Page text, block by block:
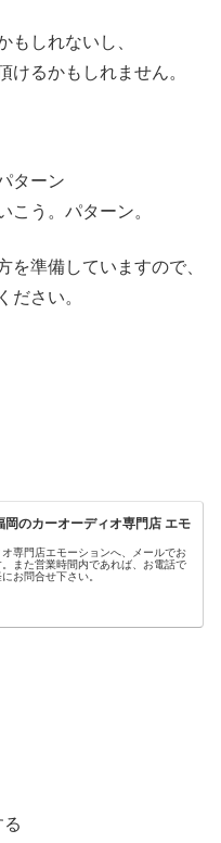
もしれないし、
けるかもしれません。
ターン
こう。パターン。
を準備していますので、
ださい。
岡のカーオーディオ専門店 エモ
専門店エモーションへ、メールでお
また営業時間内であれば、お電話で
お問合せ下さい。
る